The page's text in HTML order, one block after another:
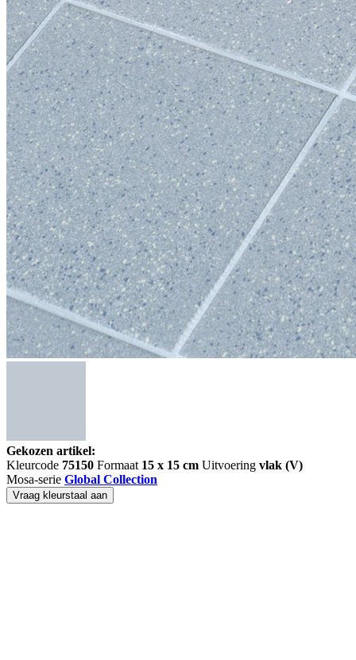
Gekozen artikel:
Kleurcode 75150 Formaat 15 x 15 cm Uitvoering vlak (V)
Mosa-serie Global Collection
Vraag kleurstaal aan